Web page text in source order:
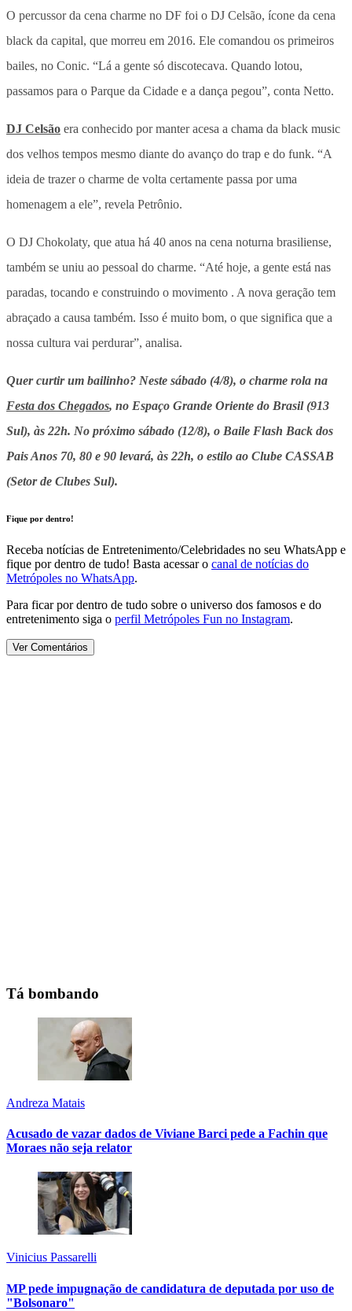
O percussor da cena charme no DF foi o DJ Celsão, ícone da cena
black da capital, que morreu em 2016. Ele comandou os primeiros
bailes, no Conic. “Lá a gente só discotecava. Quando lotou,
passamos para o Parque da Cidade e a dança pegou”, conta Netto.
DJ Celsão era conhecido por manter acesa a chama da black music
dos velhos tempos mesmo diante do avanço do trap e do funk. “A
ideia de trazer o charme de volta certamente passa por uma
homenagem a ele”, revela Petrônio.
O DJ Chokolaty, que atua há 40 anos na cena noturna brasiliense,
também se uniu ao pessoal do charme. “Até hoje, a gente está nas
paradas, tocando e construindo o movimento . A nova geração tem
abraçado a causa também. Isso é muito bom, o que significa que a
nossa cultura vai perdurar”, analisa.
Quer curtir um bailinho? Neste sábado (4/8), o charme rola na
Festa dos Chegados, no Espaço Grande Oriente do Brasil (913
Sul), às 22h. No próximo sábado (12/8), o Baile Flash Back dos
Pais Anos 70, 80 e 90 levará, às 22h, o estilo ao Clube CASSAB
(Setor de Clubes Sul).
Fique por dentro!
Receba notícias de Entretenimento/Celebridades no seu WhatsApp e
fique por dentro de tudo! Basta acessar o canal de notícias do
Metrópoles no WhatsApp.
Para ficar por dentro de tudo sobre o universo dos famosos e do
entretenimento siga o perfil Metrópoles Fun no Instagram.
Ver Comentários
Tá bombando
Andreza Matais
Acusado de vazar dados de Viviane Barci pede a Fachin que
Moraes não seja relator
Vinicius Passarelli
MP pede impugnação de candidatura de deputada por uso de
"Bolsonaro"